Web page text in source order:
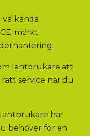
välkända
märkt
lantbrukare att
service när du
lantbrukare har
behöver för en